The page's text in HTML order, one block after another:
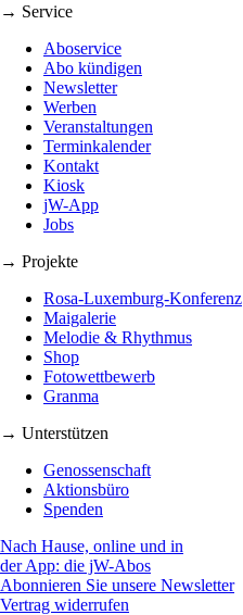
→ Service
Aboservice
Abo kündigen
Newsletter
Werben
Veranstaltungen
Terminkalender
Kontakt
Kiosk
jW-App
Jobs
→ Projekte
Rosa-Luxemburg-Konferenz
Maigalerie
Melodie & Rhythmus
Shop
Fotowettbewerb
Granma
→ Unterstützen
Genossenschaft
Aktionsbüro
Spenden
Nach Hause, online und in
der App: die jW-Abos
Abonnieren Sie unsere Newsletter
Vertrag widerrufen